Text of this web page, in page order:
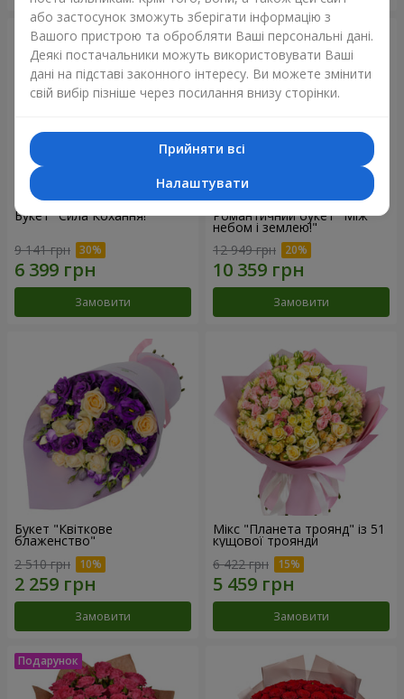
Букет "Сила Кохання!"
9 141 грн
Замовити
Романтичний букет "Між
небом і землею!"
12 949 грн
Замовити
Букет "Квіткове
блаженство"
2 510 грн
Замовити
Мікс "Планета троянд" із 51
кущової троянди
6 422 грн
Замовити
або застосунок зможуть зберігати інформацію з
Вашого пристрою та обробляти Ваші персональні дані.
Деякі постачальники можуть використовувати Ваші
дані на підставі законного інтересу. Ви можете змінити
свій вибір пізніше через посилання внизу сторінки.
Прийняти всі
Налаштувати